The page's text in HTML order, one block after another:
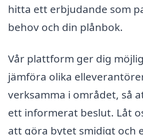
hitta ett erbjudande som
behov och din plånbok.
Vår plattform ger dig
jämföra olika
verksamma i området, så
ett informerat beslut. Låt
att göra bytet smidigt och